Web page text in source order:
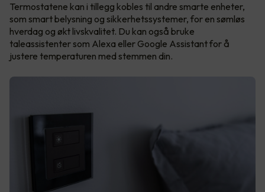
Termostatene kan i tillegg kobles til andre smarte enheter,
som smart belysning og sikkerhetssystemer, for en sømløs
hverdag og økt livskvalitet. Du kan også bruke
taleassistenter som Alexa eller Google Assistant for å
justere temperaturen med stemmen din.